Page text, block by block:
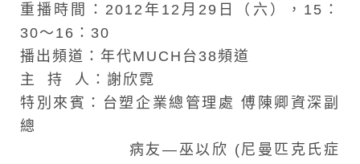
重播時間：2012年12月29日（六），15：
30～16：30
播出頻道：年代MUCH台38頻道
主 持 人：謝欣霓
特別來賓：台塑企業總管理處 傅陳卿資深副
總
病友—巫以欣 (尼曼匹克氏症